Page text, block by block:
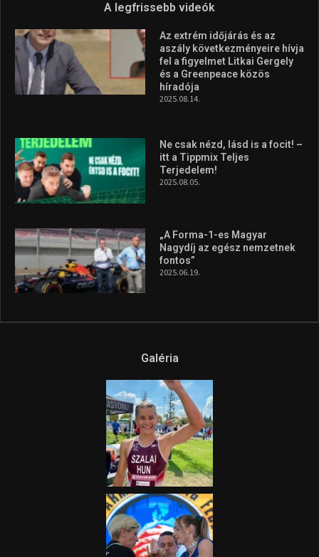
A legfrissebb videók
Az extrém időjárás és az
aszály következményeire hívja
fel a figyelmet Litkai Gergely
és a Greenpeace közös
híradója
2025.08.14.
Ne csak nézd, lásd is a focit! –
itt a Tippmix Teljes
Terjedelem!
2025.08.05.
„A Forma-1-es Magyar
Nagydíj az egész nemzetnek
fontos”
2025.06.19.
Galéria